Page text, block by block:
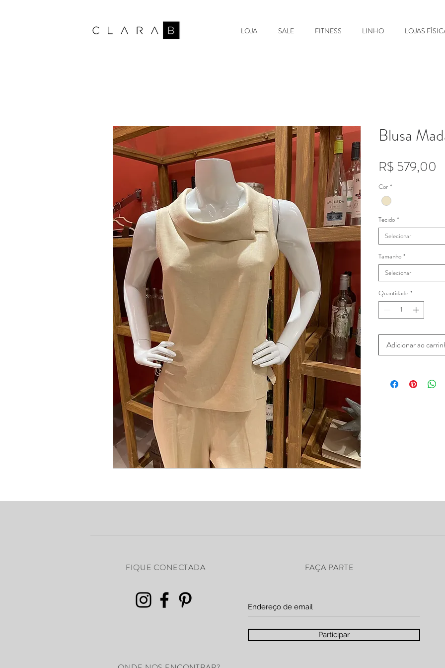
LOJA SALE FITNESS LINHO LOJAS
Blusa
R$ 579,00
Cor *
Tecido *
Selecionar
Tamanho *
Selecionar
Quantidade *
Adicionar ao
FIQUE CONECTADA FAÇA PARTE
Participar